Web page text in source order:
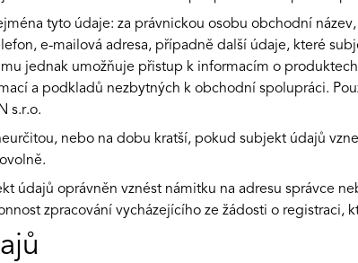
tyto údaje: za právnickou osobu obchodní
e-mailová adresa, případně další údaje, které
jednak umožňuje přistup k informacím o
a podkladů nezbytných k obchodní spolupráci.
s.r.o.
nebo na dobu kratší, pokud subjekt údajů
údajů oprávněn vznést námitku na adresu správce
zpracování vycházejícího ze žádosti o registraci,